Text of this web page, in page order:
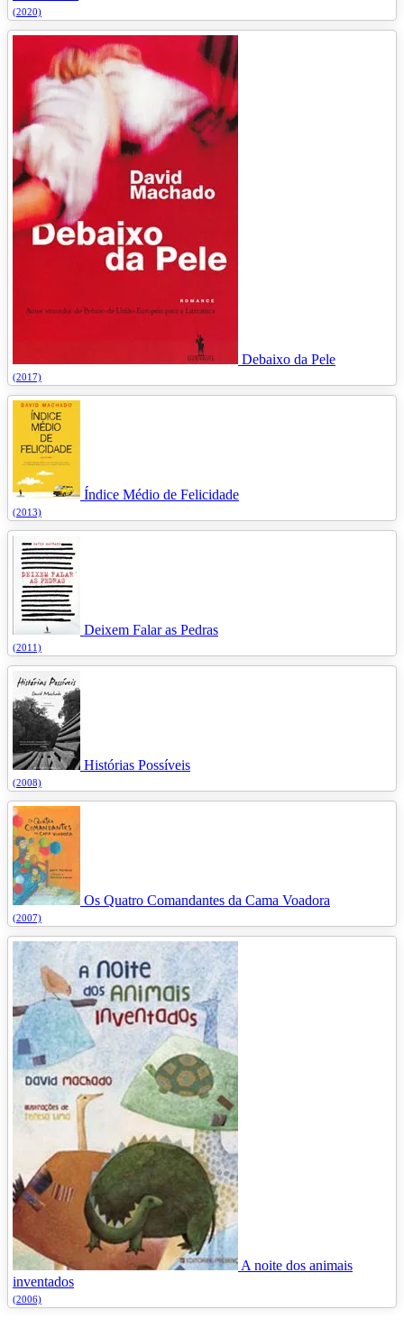
(2020)
Debaixo da Pele
(2017)
Índice Médio de Felicidade
(2013)
Deixem Falar as Pedras
(2011)
Histórias Possíveis
(2008)
Os Quatro Comandantes da Cama Voadora
(2007)
A noite dos animais
inventados
(2006)